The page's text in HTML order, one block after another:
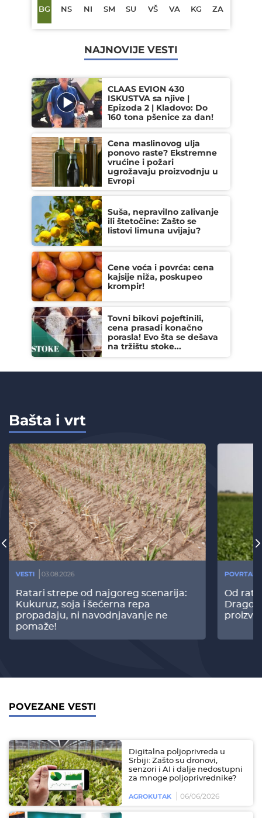
BG NS NI SM SU VŠ VA KG ZA
NAJNOVIJE VESTI
CLAAS EVION 430
ISKUSTVA sa njive |
Epizoda 2 | Kladovo: Do
160 tona pšenice za dan!
Cena maslinovog ulja
ponovo raste? Ekstremne
vrućine i požari
ugrožavaju proizvodnju u
Evropi
Suša, nepravilno zalivanje
ili štetočine: Zašto se
listovi limuna uvijaju?
Cene voća i povrća: cena
kajsije niža, poskupeo
krompir!
Tovni bikovi pojeftinili,
cena prasadi konačno
porasla! Evo šta se dešava
na tržištu stoke...
Bašta i vrt
VESTI 03.08.2026
Ratari strepe od najgoreg scenarija:
Kukuruz, soja i šećerna repa
propadaju, ni navodnjavanje ne
pomaže!
Od
POVEZANE VESTI
Digitalna poljoprivreda u
Srbiji: Zašto su dronovi,
senzori i AI i dalje nedostupni
za mnoge poljoprivrednike?
AGROKUTAK 06/06/2026